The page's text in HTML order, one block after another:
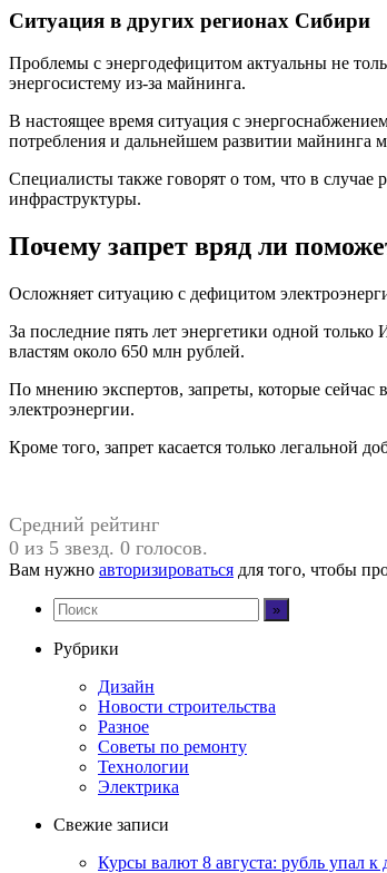
Ситуация в других регионах Сибири
Проблемы с энергодефицитом актуальны не
энергосистему из-за майнинга.
В настоящее время ситуация с
потребления и дальнейшем развитии майнинга
Специалисты также говорят о том, что в
инфраструктуры.
Почему запрет вряд ли
Осложняет ситуацию с дефицитом
За последние пять лет энергетики одной
властям около 650 млн рублей.
По мнению экспертов, запреты, которые сейчас
электроэнергии.
Кроме того, запрет касается только легальной
Средний рейтинг
0 из 5 звезд. 0 голосов.
Вам нужно авторизироваться для того, чтобы
Рубрики
Дизайн
Новости строительства
Разное
Советы по ремонту
Технологии
Электрика
Свежие записи
Курсы валют 8 августа: рубль упал к